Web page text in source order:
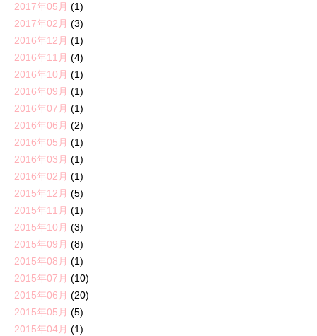
2017年05月 (1)
2017年02月 (3)
2016年12月 (1)
2016年11月 (4)
2016年10月 (1)
2016年09月 (1)
2016年07月 (1)
2016年06月 (2)
2016年05月 (1)
2016年03月 (1)
2016年02月 (1)
2015年12月 (5)
2015年11月 (1)
2015年10月 (3)
2015年09月 (8)
2015年08月 (1)
2015年07月 (10)
2015年06月 (20)
2015年05月 (5)
2015年04月 (1)